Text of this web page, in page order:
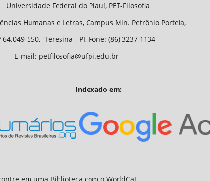
Piauí, PET-Filosofia
Campus Min. Petrônio Portela,
PI, Fone: (86) 3237 1134
Indexado em: